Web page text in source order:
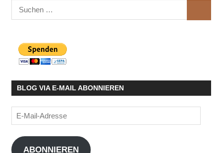
Suchen
nach:
BLOG VIA E-MAIL ABONNIEREN
E-
Mail-
Adresse
ABONNIEREN